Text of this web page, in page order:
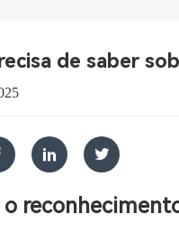
de saber
o